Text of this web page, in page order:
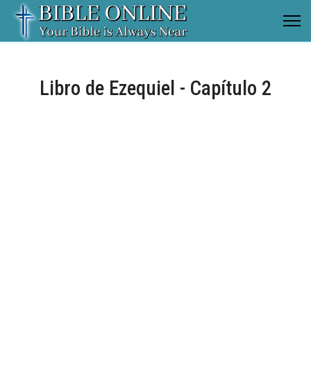
Libro de Ezequiel - Capítulo 2